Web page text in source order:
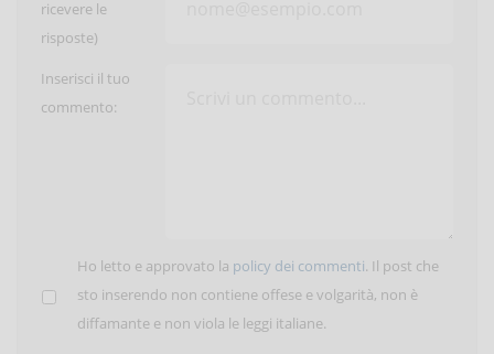
ricevere le
risposte)
Inserisci il tuo
commento:
Ho letto e approvato la policy dei commenti. Il post che
sto inserendo non contiene offese e volgarità, non è
diffamante e non viola le leggi italiane.